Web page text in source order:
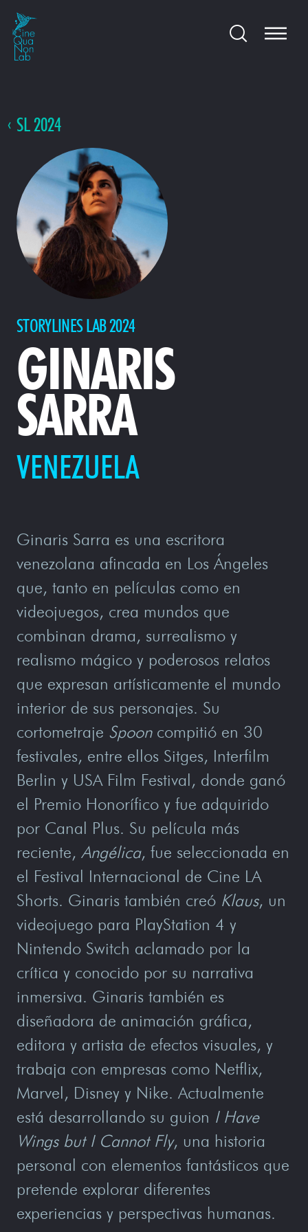
SL 2024
STORYLINES LAB 2024
GINARIS
SARRA
VENEZUELA
Ginaris Sarra es una escritora
venezolana afincada en Los Ángeles
que, tanto en películas como en
videojuegos, crea mundos que
combinan drama, surrealismo y
realismo mágico y poderosos relatos
que expresan artísticamente el mundo
interior de sus personajes. Su
cortometraje Spooncompitió en 30
festivales, entre ellos Sitges, Interfilm
Berlin y USA Film Festival, donde ganó
el Premio Honorífico y fue adquirido
por Canal Plus. Su película más
reciente, Angélica, fue seleccionada en
el Festival Internacional de Cine LA
Shorts. Ginaris también creó Klaus, un
videojuego para PlayStation 4 y
Nintendo Switch aclamado por la
crítica y conocido por su narrativa
inmersiva. Ginaris también es
diseñadora de animación gráfica,
editora y artista de efectos visuales, y
trabaja con empresas como Netflix,
Marvel, Disney y Nike. Actualmente
está desarrollando su guion I Have
Wings but I Cannot Fly, una historia
personal con elementos fantásticos que
pretende explorar diferentes
experiencias y perspectivas humanas.